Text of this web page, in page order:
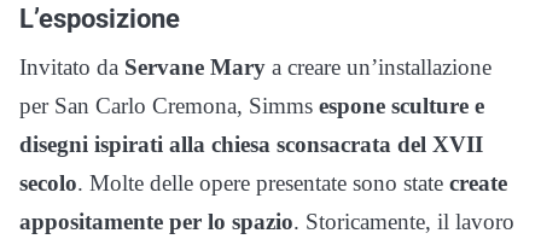
L’esposizione
Invitato da Servane Mary a creare un’installazione
per San Carlo Cremona, Simms espone sculture e
disegni ispirati alla chiesa sconsacrata del XVII
secolo. Molte delle opere presentate sono state create
appositamente per lo spazio. Storicamente, il lavoro